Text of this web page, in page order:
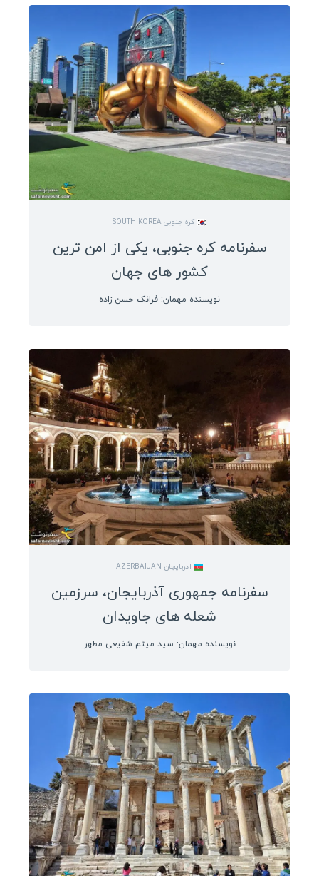
کره جنوبی SOUTH KOREA
سفرنامه کره جنوبی، یکی از امن ترین
کشور های جهان
نویسنده مهمان: فرانک حسن زاده
آذربایجان AZERBAIJAN
سفرنامه جمهوری آذربایجان، سرزمین
شعله های جاویدان
نویسنده مهمان: سید میثم شفیعی مطهر